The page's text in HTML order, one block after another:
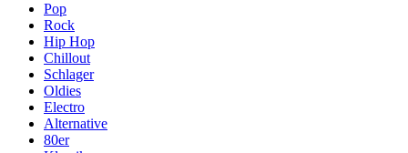
Pop
Rock
Hip Hop
Chillout
Schlager
Oldies
Electro
Alternative
80er